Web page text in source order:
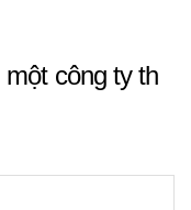
một công ty th